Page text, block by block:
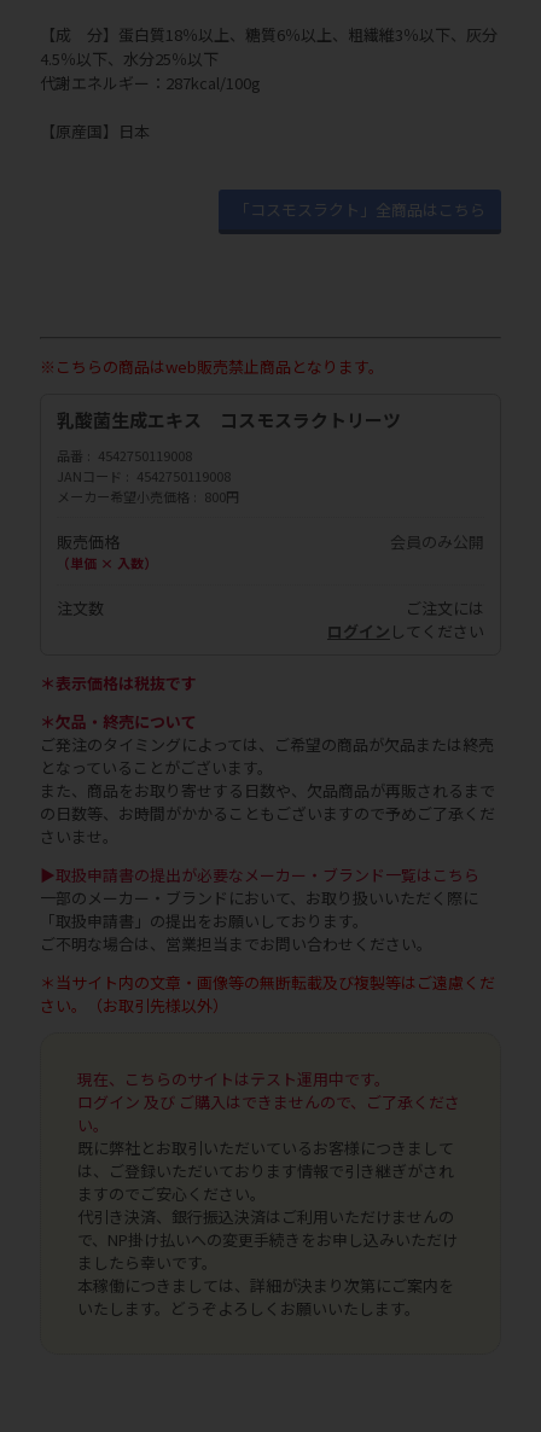
【成 分】蛋白質18％以上、糖質6％以上、粗繊維3％以下、灰分
4.5％以下、水分25％以下
代謝エネルギー：287kcal/100g
【原産国】日本
「コスモスラクト」全商品はこちら
※こちらの商品はweb販売禁止商品となります。
乳酸菌生成エキス コスモスラクトリーツ
品番
4542750119008
JANコード
4542750119008
メーカー希望小売価格
800円
販売価格
（単価 × 入数）
会員のみ公開
注文数
ご注文には
ログイン してください
＊表示価格は税抜です
＊欠品・終売について
ご発注のタイミングによっては、ご希望の商品が欠品または終売
となっていることがございます。
また、商品をお取り寄せする日数や、欠品商品が再販されるまで
の日数等、お時間がかかることもございますので予めご了承くだ
さいませ。
▶取扱申請書の提出が必要なメーカー・ブランド一覧はこちら
一部のメーカー・ブランドにおいて、お取り扱いいただく際に
「取扱申請書」の提出をお願いしております。
ご不明な場合は、営業担当までお問い合わせください。
＊当サイト内の文章・画像等の無断転載及び複製等はご遠慮くだ
さい。（お取引先様以外）
現在、こちらのサイトはテスト運用中です。
ログイン 及び ご購入はできませんので、ご了承くださ
い。
既に弊社とお取引いただいているお客様につきまして
は、ご登録いただいております情報で引き継ぎがされ
ますのでご安心ください。
代引き決済、銀行振込決済はご利用いただけませんの
で、NP掛け払いへの変更手続きをお申し込みいただけ
ましたら幸いです。
本稼働につきましては、詳細が決まり次第にご案内を
いたします。どうぞよろしくお願いいたします。